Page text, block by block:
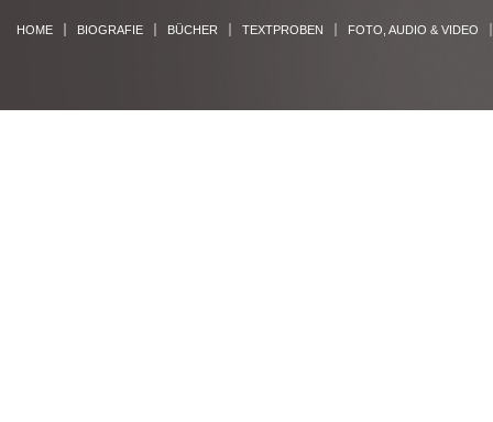
HOME BIOGRAFIE BÜCHER TEXTPROBEN FOTO, AUDIO & VIDEO